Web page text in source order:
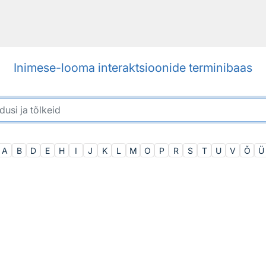
Inimese-looma interaktsioonide terminibaas
A B D E H I J K L M O P R S T U V Õ Ü